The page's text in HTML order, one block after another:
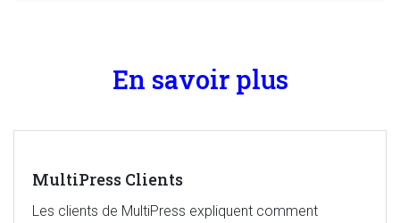
En savoir plus
MultiPress Clients
Les clients de MultiPress expliquent comment